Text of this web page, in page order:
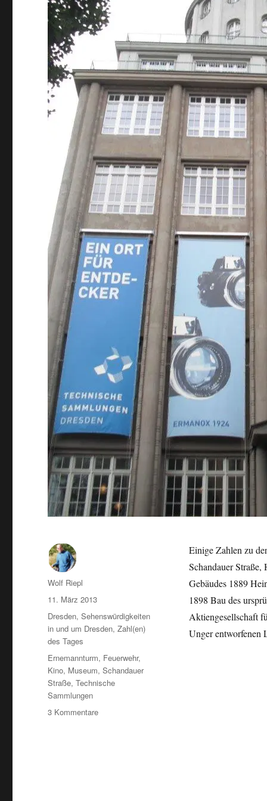
Einige Zahlen zu
Schandauer Straße,
Gebäudes 1889
1898 Bau des
Aktiengesellschaft
Unger entworfenen
Autor
Wolf Riepl
Veröffentlicht
am
11. März 2013
Kategorien
Dresden,Sehenswürdigkeiten
in und um Dresden,Zahl(en)
des Tages
Schlagwörter
Ernemannturm, Feuerwehr,
Kino, Museum,Schandauer
Straße,Technische
Sammlungen
3 Kommentarezu